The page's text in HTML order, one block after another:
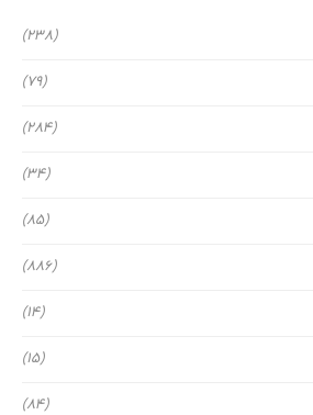
(238)
(79)
(284)
(34)
(85)
(886)
(14)
(15)
(84)